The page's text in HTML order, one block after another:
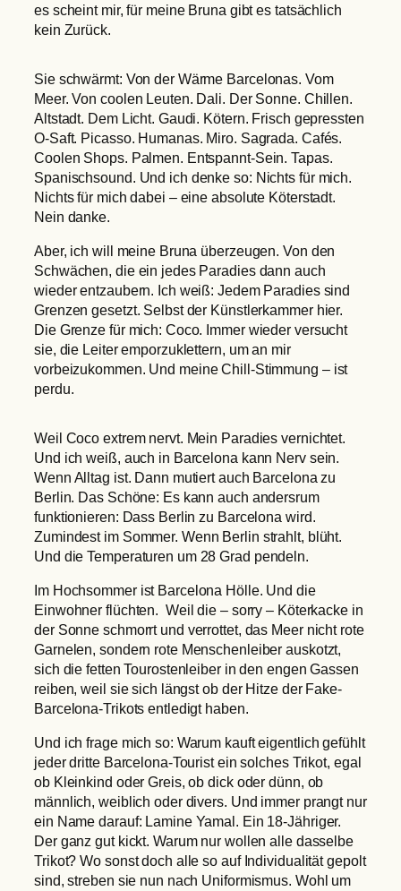
es scheint mir, für meine Bruna gibt es tatsächlich
kein Zurück.
Sie schwärmt: Von der Wärme Barcelonas. Vom
Meer. Von coolen Leuten. Dali. Der Sonne. Chillen.
Altstadt. Dem Licht. Gaudi. Kötern. Frisch gepressten
O-Saft. Picasso. Humanas. Miro. Sagrada. Cafés.
Coolen Shops. Palmen. Entspannt-Sein. Tapas.
Spanischsound. Und ich denke so: Nichts für mich.
Nichts für mich dabei – eine absolute Köterstadt.
Nein danke.
Aber, ich will meine Bruna überzeugen. Von den
Schwächen, die ein jedes Paradies dann auch
wieder entzaubern. Ich weiß: Jedem Paradies sind
Grenzen gesetzt. Selbst der Künstlerkammer hier.
Die Grenze für mich: Coco. Immer wieder versucht
sie, die Leiter emporzuklettern, um an mir
vorbeizukommen. Und meine Chill-Stimmung – ist
perdu.
Weil Coco extrem nervt. Mein Paradies vernichtet.
Und ich weiß, auch in Barcelona kann Nerv sein.
Wenn Alltag ist. Dann mutiert auch Barcelona zu
Berlin. Das Schöne: Es kann auch andersrum
funktionieren: Dass Berlin zu Barcelona wird.
Zumindest im Sommer. Wenn Berlin strahlt, blüht.
Und die Temperaturen um 28 Grad pendeln.
Im Hochsommer ist Barcelona Hölle. Und die
Einwohner flüchten. Weil die – sorry – Köterkacke in
der Sonne schmorrt und verrottet, das Meer nicht rote
Garnelen, sondern rote Menschenleiber auskotzt,
sich die fetten Tourostenleiber in den engen Gassen
reiben, weil sie sich längst ob der Hitze der Fake-
Barcelona-Trikots entledigt haben.
Und ich frage mich so: Warum kauft eigentlich gefühlt
jeder dritte Barcelona-Tourist ein solches Trikot, egal
ob Kleinkind oder Greis, ob dick oder dünn, ob
männlich, weiblich oder divers. Und immer prangt nur
ein Name darauf: Lamine Yamal. Ein 18-Jähriger.
Der ganz gut kickt. Warum nur wollen alle dasselbe
Trikot? Wo sonst doch alle so auf Individualität gepolt
sind, streben sie nun nach Uniformismus. Wohl um